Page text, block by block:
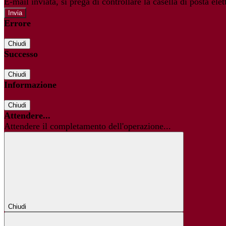
Errore
Chiudi
Successo
Chiudi
Informazione
Chiudi
Attendere...
Attendere il completamento dell'operazione...
Chiudi